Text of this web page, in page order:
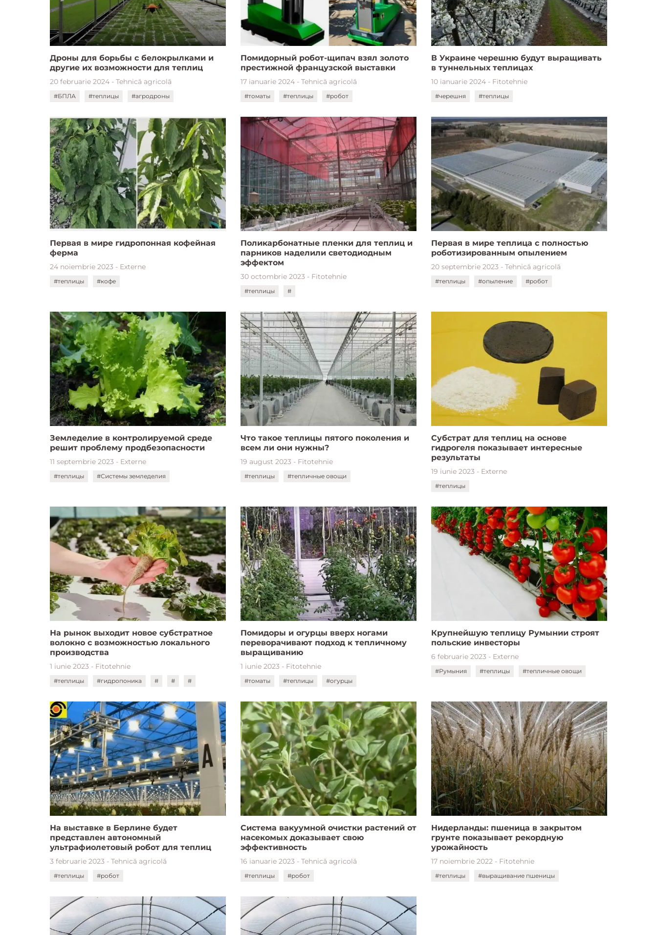
Дроны для борьбы с белокрылками и
другие их возможности для теплиц
20 februarie 2024 - Tehnică agricolă
#БПЛА #теплицы #агродроны
Помидорный робот-щипач взял золото
17 ianuarie 2024 - Tehnică agricolă
#томаты #теплицы #робот
В Украине черешню будут выращивать
в туннельных теплицах
10 ianuarie 2024 - Fitotehnie
#черешня #теплицы
Первая в мире гидропонная кофейная
ферма
24 noiembrie 2023 - Externe
#теплицы #кофе
Поликарбонатные пленки для теплиц и
парников наделили светодиодным
эффектом
30 octombrie 2023 - Fitotehnie
#теплицы #
Первая в мире теплица с полностью
роботизированным опылением
20 septembrie 2023 - Tehnică agricolă
#теплицы #опыление #робот
Земледелие в контролируемой среде
решит проблему продбезопасности
11 septembrie 2023 - Externe
#теплицы #Системы земледелия
Что такое теплицы пятого поколения и
19 august 2023 - Fitotehnie
#теплицы #тепличные овощи
Субстрат для теплиц на основе
гидрогеля показывает интересные
результаты
19 iunie 2023 - Externe
#теплицы
На рынок выходит новое субстратное
волокно с возможностью локального
1 iunie 2023 - Fitotehnie
#теплицы #гидропоника # # #
Помидоры и огурцы вверх ногами
переворачивают подход к тепличному
1 iunie 2023 - Fitotehnie
#томаты #теплицы #огурцы
Крупнейшую теплицу Румынии строят
польские инвесторы
6 februarie 2023 - Externe
#Румыния #теплицы #тепличные овощи
На выставке в Берлине будет
представлен автономный
3 februarie 2023 - Tehnică agricolă
#теплицы #робот
Система вакуумной очистки растений от
насекомых доказывает свою
эффективность
16 ianuarie 2023 - Tehnică agricolă
#теплицы #робот
Нидерланды: пшеница в закрытом
грунте показывает рекордную
урожайность
17 noiembrie 2022 - Fitotehnie
#теплицы #выращивание пшеницы